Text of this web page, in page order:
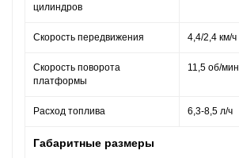
цилиндров
Скорость передвижения 4,4/2,4 км/ч
Скорость поворота
платформы
11,5 об/мин
Расход топлива 6,3-8,5 л/ч
Габаритные размеры